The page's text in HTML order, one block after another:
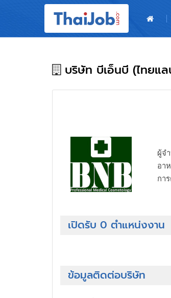
ผู้สมัครงาน: เข้าสู่ระบบ
บริษัท บีเอ็นบี (ไทยแ
ผู้จ
อา
กา
เปิดรับ 0 ตำแหน่งงาน
ข้อมูลติดต่อบริษัท